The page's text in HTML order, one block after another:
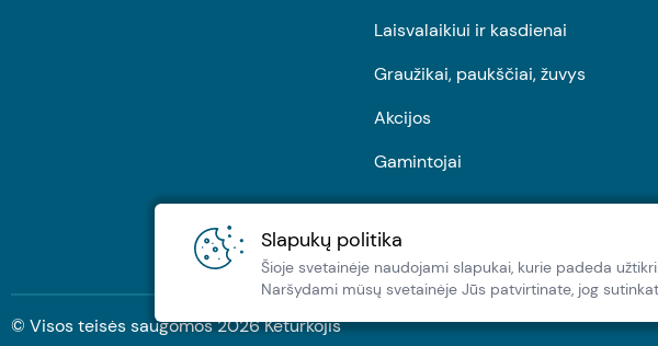
Slapukų politika
Šioje svetainėje naudojami slapukai, kurie padeda
Naršydami müsų svetainėje Jūs patvirtinate, jog
Laisvalaikiui ir kasdienai
Graužikai, paukščiai, žuvys
Akcijos
Gamintojai
© Visos teisės saugomos2026Keturkojis